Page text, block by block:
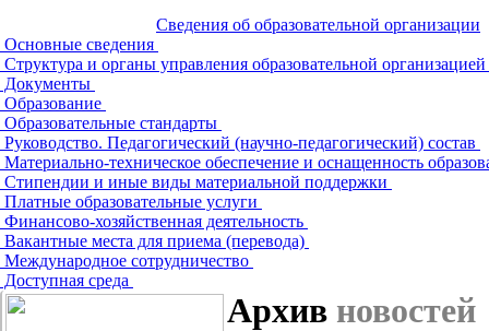
Сведения об образовательной организации
Основные сведения
Структура и органы управления образовательной организацией
Документы
Образование
Образовательные стандарты
Руководство. Педагогический (научно-педагогический) состав
Материально-техническое обеспечение и оснащенность
Стипендии и иные виды материальной поддержки
Платные образовательные услуги
Финансово-хозяйственная деятельность
Вакантные места для приема (перевода)
Международное сотрудничество
Доступная среда
Архив новостей